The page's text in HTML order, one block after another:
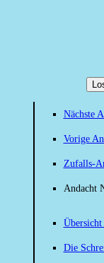
Nächste
Vorige
Zufalls-
Andacht
Übersicht
Die